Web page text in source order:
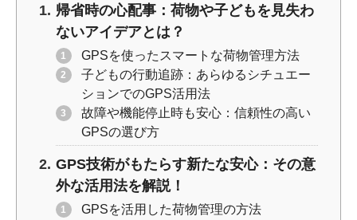
帰省時の心配事：荷物や子どもを見失わ
ないアイデアとは？
GPSを使ったスマートな荷物管理方法
子どもの行動追跡：あらゆるシチュエー
ションでのGPS活用法
故障や機能停止時も安心：信頼性の高い
GPSの選び方
GPS技術がもたらす新たな安心：その意
外な活用法を解説！
GPSを活用した荷物管理の方法